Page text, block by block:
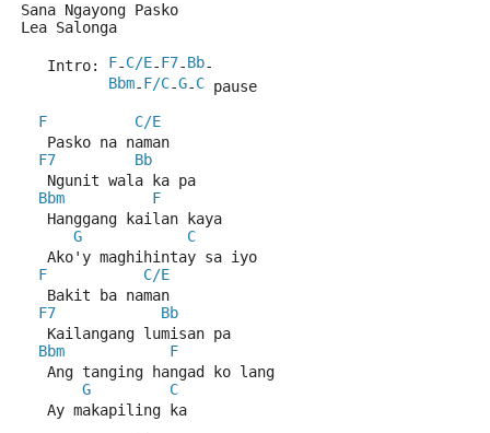
Sana Ngayong Pasko
Lea Salonga
   Intro:
F-C/E-F7-Bb-
Bbm-F/C-G-C pause
F
C/E
   Pasko na naman
F7
Bb
   Ngunit wala ka pa
Bbm
F
   Hanggang kailan kaya
G
C
   Ako'y maghihintay sa iyo
F
C/E
   Bakit ba naman
F7
Bb
   Kailangang lumisan pa
Bbm
F
   Ang tanging hangad ko lang
G
C
   Ay makapiling ka